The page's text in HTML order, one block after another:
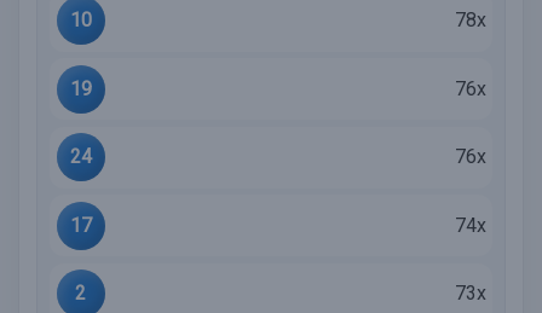
10 78x
19 76x
24 76x
17 74x
2 73x